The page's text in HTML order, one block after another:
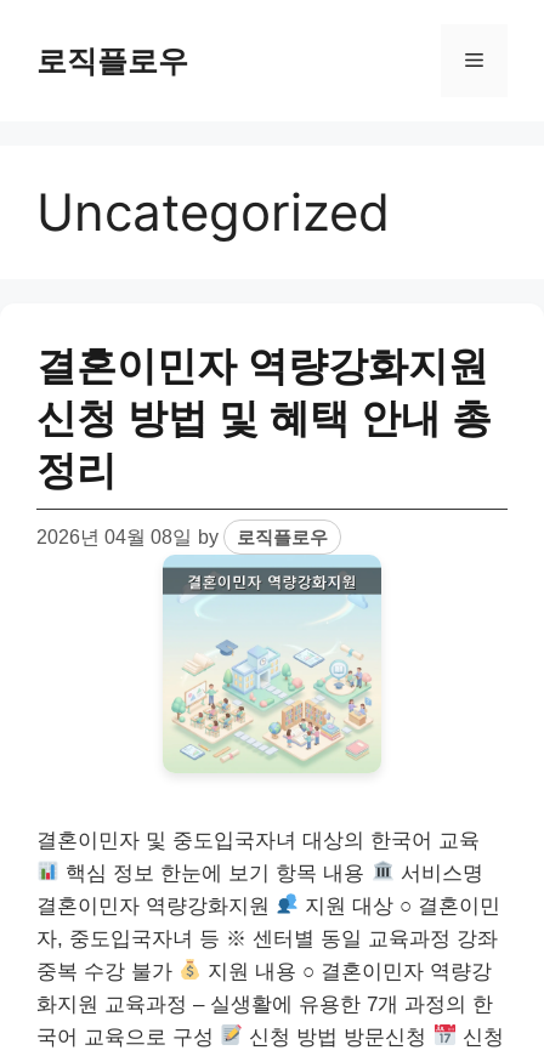
content로직플로우 Menu
Uncategorized
결혼이민자 역량강화지원
신청 방법 및 혜택 안내 총
정리
2026년 04월 08일 by 로직플로우
결혼이민자 및 중도입국자녀 대상의 한국어 교육
핵심 정보 한눈에 보기 항목 내용
서비스명
결혼이민자 역량강화지원
지원 대상 ○ 결혼이민
자, 중도입국자녀 등 ※ 센터별 동일 교육과정 강좌
중복 수강 불가
지원 내용 ○ 결혼이민자 역량강
화지원 교육과정 – 실생활에 유용한 7개 과정의 한
국어 교육으로 구성
신청 방법 방문신청
신청